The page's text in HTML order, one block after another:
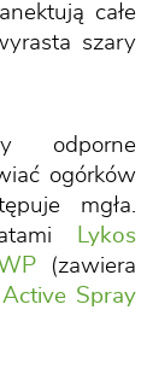
całe
szary
odporne
ogórków
mgła.
Lykos
(zawiera
Spray